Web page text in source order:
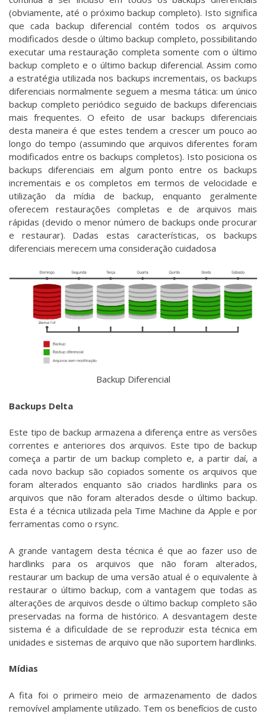
(obviamente, até o próximo backup completo). Isto significa
que cada backup diferencial contém todos os arquivos
modificados desde o último backup completo, possibilitando
executar uma restauração completa somente com o último
backup completo e o último backup diferencial. Assim como
a estratégia utilizada nos backups incrementais, os backups
diferenciais normalmente seguem a mesma tática: um único
backup completo periódico seguido de backups diferenciais
mais frequentes. O efeito de usar backups diferenciais
desta maneira é que estes tendem a crescer um pouco ao
longo do tempo (assumindo que arquivos diferentes foram
modificados entre os backups completos). Isto posiciona os
backups diferenciais em algum ponto entre os backups
incrementais e os completos em termos de velocidade e
utilização da mídia de backup, enquanto geralmente
oferecem restaurações completas e de arquivos mais
rápidas (devido o menor número de backups onde procurar
e restaurar). Dadas estas características, os backups
diferenciais merecem uma consideração cuidadosa
Backup Diferencial
Backups Delta
Este tipo de backup armazena a diferença entre as versões
correntes e anteriores dos arquivos. Este tipo de backup
começa a partir de um backup completo e, a partir daí, a
cada novo backup são copiados somente os arquivos que
foram alterados enquanto são criados hardlinks para os
arquivos que não foram alterados desde o último backup.
Esta é a técnica utilizada pela Time Machine da Apple e por
ferramentas como o rsync.
A grande vantagem desta técnica é que ao fazer uso de
hardlinks para os arquivos que não foram alterados,
restaurar um backup de uma versão atual é o equivalente à
restaurar o último backup, com a vantagem que todas as
alterações de arquivos desde o último backup completo são
preservadas na forma de histórico. A desvantagem deste
sistema é a dificuldade de se reproduzir esta técnica em
unidades e sistemas de arquivo que não suportem hardlinks.
Mídias
A fita foi o primeiro meio de armazenamento de dados
removível amplamente utilizado. Tem os benefícios de custo